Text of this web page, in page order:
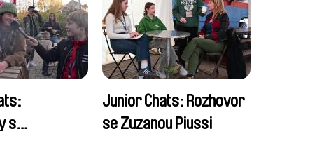
s
Junior Chats: Rozhovor
se Zuzanou Piussi